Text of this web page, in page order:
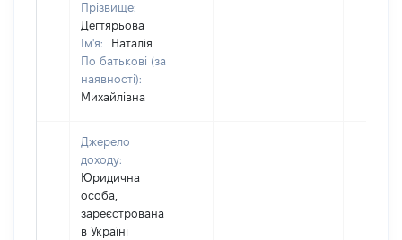
Прізвище:
Дегтярьова
Ім'я:
Наталія
По батькові (за
наявності):
Михайлівна
Джерело
доходу:
Юридична
особа,
зареєстрована
в Україні